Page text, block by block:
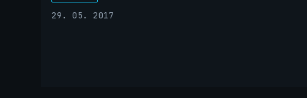
29. 05. 2017